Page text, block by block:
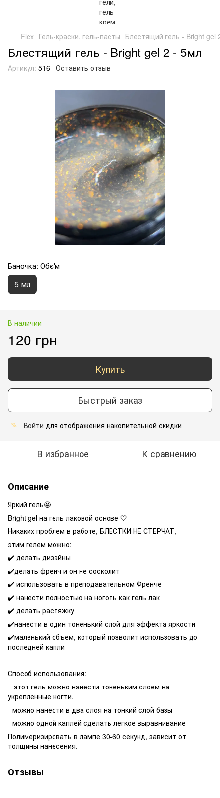
Flex Гель-краски, гель-пасты Блестящий гель - Bright gel
Блестящий гель - Bright gel 2 - 5мл
Артикул: 516 Оставить отзыв
Баночка: Обє'м
5 мл
В наличии
120 грн
Купить
Быстрый заказ
% Войти для отображения накопительной скидки
В избранное К сравнению
Описание
Яркий гель🤩
Bright gel на гель лаковой основе 🤍
Никаких проблем в работе, БЛЕСТКИ НЕ СТЕРЧАТ,
этим гелем можно:
✔️ делать дизайны
✔️делать френч и он не сосколит
✔️ использовать в преподавательном Френче
✔️ нанести полностью на ноготь как гель лак
✔️ делать растяжку
✔️нанести в один тоненький слой для эффекта яркости
✔️маленький объем, который позволит использовать до
последней капли
Способ использования:
– этот гель можно нанести тоненьким слоем на
укрепленные ногти.
- можно нанести в два слоя на тонкий слой базы
- можно одной каплей сделать легкое выравнивание
Полимеризировать в лампе 30-60 секунд, зависит от
толщины нанесения.
Отзывы